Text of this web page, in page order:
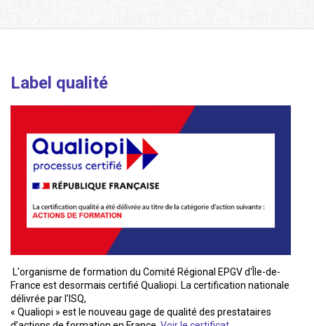
Label qualité
L'organisme de formation du Comité Régional EPGV d'Île-de-
France est desormais certifié Qualiopi. La certification nationale
délivrée par l’ISQ,
« Qualiopi » est le nouveau gage de qualité des prestataires